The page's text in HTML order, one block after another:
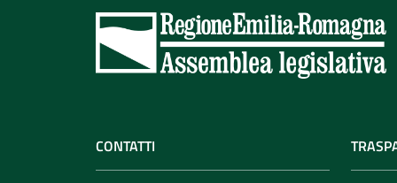
CONTATTI